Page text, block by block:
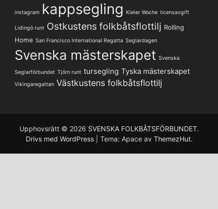
instagram kappsegling Kieler Woche licensavgift
Lidingö runt Ostkustens folkbåtsflottilj Rolling
Home San Francisco International Regatta Seglardagen
Svenska mästerskapet Svenska
Seglarförbundet Tjörn runt tursegling Tyska mästerskapet
Vikingaregattan Västkustens folkbåtsflottilj
Upphovsrätt © 2026 SVENSKA FOLKBÅTSFÖRBUNDET.
Drivs med WordPress
Tema: Apace av ThemezHut.